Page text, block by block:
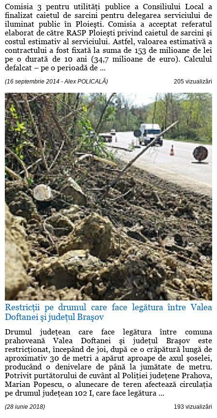
Comisia 3 pentru utilităţi publice a Consiliului Local a
finalizat caietul de sarcini pentru delegarea serviciului de
iluminat public în Ploieşti. Comisia a acceptat referatul
elaborat de către RASP Ploieşti privind caietul de sarcini şi
costul estimativ al serviciului. Astfel, valoarea estimativă a
contractului a fost fixată la suma de 153 de milioane de lei
pe o durată de 10 ani (34,7 milioane de euro). Calculul
defalcat – pe o perioadă de ...
(16 septembrie 2014 - Alex POLICALĂ) 205 vizualizări
Restricţii pe drumul care face legătura între Valea
Doftanei şi judeţul Braşov
Drumul judeţean care face legătura între comuna
prahoveană Valea Doftanei şi judeţul Braşov este
restricţionat, începând de joi, după ce o crăpătură lungă de
aproximativ 30 de metri a apărut aproape de axul şoselei,
producând o denivelare de până la jumătate de metru.
Potrivit purtătorului de cuvânt al Poliţiei judeţene Prahova,
Marian Popescu, o alunecare de teren afectează circulaţia
pe drumul judeţean 102 I, care face legătura ...
(28 iunie 2018) 193 vizualizări